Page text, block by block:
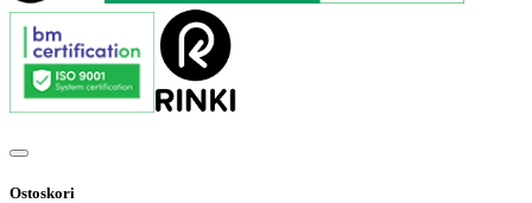
Ostoskori